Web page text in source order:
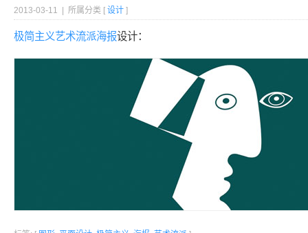
2013-03-11 | 所属分类 [ 设计 ]
极简主义艺术流派海报设计：